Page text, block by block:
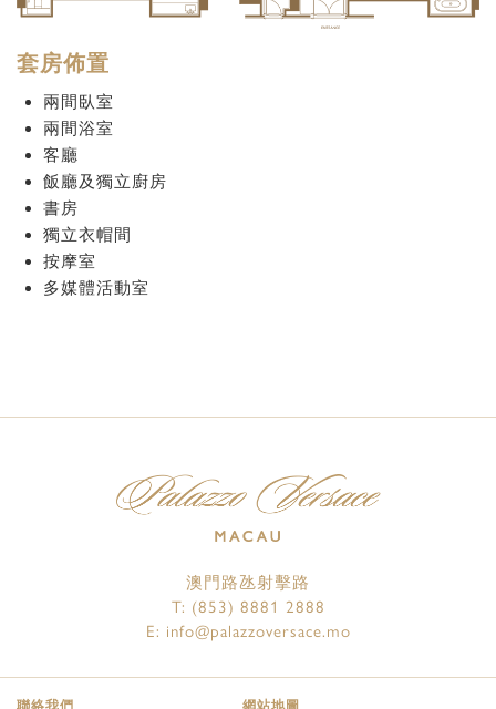
套房佈置
兩間臥室
兩間浴室
客廳
飯廳及獨立廚房
書房
獨立衣帽間
按摩室
多媒體活動室
澳門路氹射擊路
T: (853) 8881 2888
E: info@palazzoversace.mo
聯絡我們 網站地圖